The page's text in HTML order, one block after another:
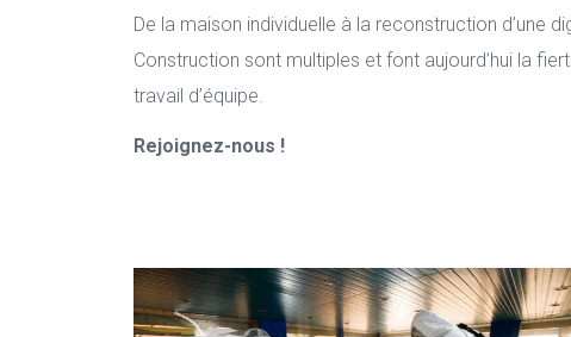
De la maison individuelle à la reconstruction d’une
Construction sont multiples et font aujourd’hui la
travail d’équipe.
Rejoignez-nous !